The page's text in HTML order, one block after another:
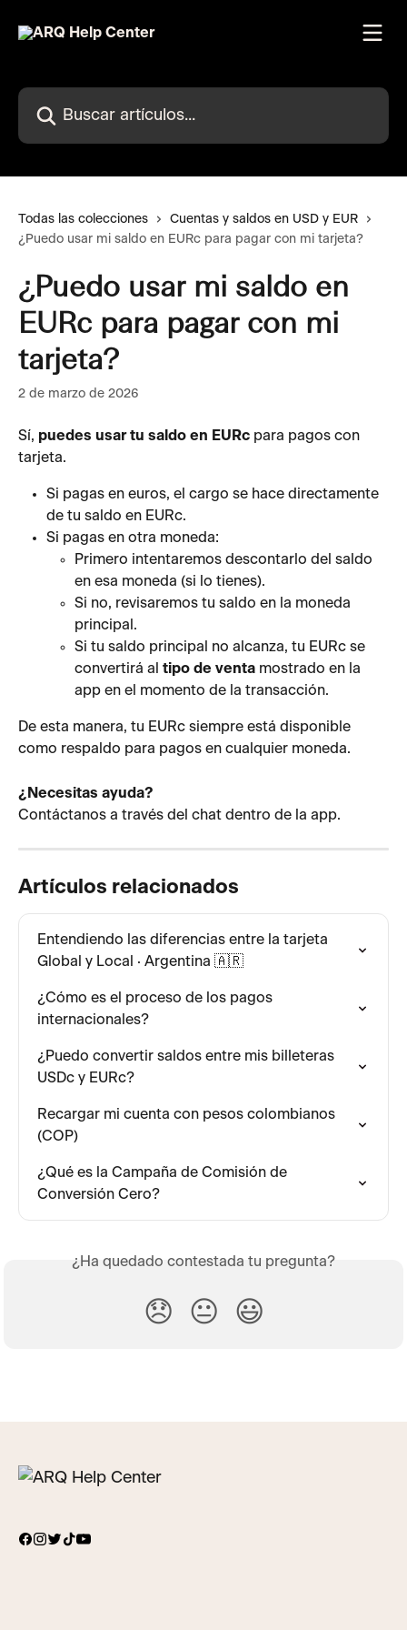
Buscar artículos...
Todas las colecciones
Cuentas y saldos en USD y EUR
¿Puedo usar mi saldo en EURc para pagar con mi tarjeta?
¿Puedo usar mi saldo en
EURc para pagar con mi
tarjeta?
2 de marzo de 2026
Sí, puedes usar tu saldo en EURc para pagos con
tarjeta.
Si pagas en euros, el cargo se hace directamente
de tu saldo en EURc.
Si pagas en otra moneda:
Primero intentaremos descontarlo del saldo
en esa moneda (si lo tienes).
Si no, revisaremos tu saldo en la moneda
principal.
Si tu saldo principal no alcanza, tu EURc se
convertirá al tipo de venta mostrado en la
app en el momento de la transacción.
De esta manera, tu EURc siempre está disponible
como respaldo para pagos en cualquier moneda.
¿Necesitas ayuda?
Contáctanos a través del chat dentro de la app.
Artículos relacionados
Entendiendo las diferencias entre la tarjeta
Global y Local · Argentina 🇦🇷
¿Cómo es el proceso de los pagos
internacionales?
¿Puedo convertir saldos entre mis billeteras
USDc y EURc?
Recargar mi cuenta con pesos colombianos
(COP)
¿Qué es la Campaña de Comisión de
Conversión Cero?
¿Ha quedado contestada tu pregunta?
😞 😐 😃